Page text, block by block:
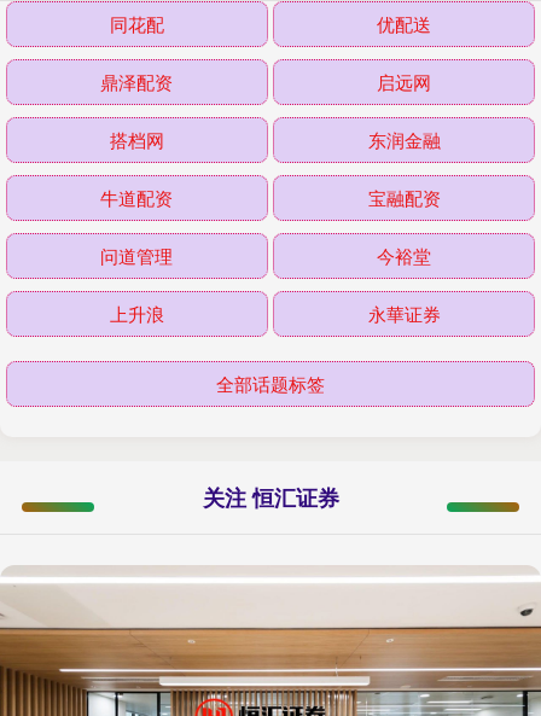
同花配 优配送
鼎泽配资 启远网
搭档网 东润金融
牛道配资 宝融配资
问道管理 今裕堂
上升浪 永華证券
全部话题标签
关注 恒汇证券